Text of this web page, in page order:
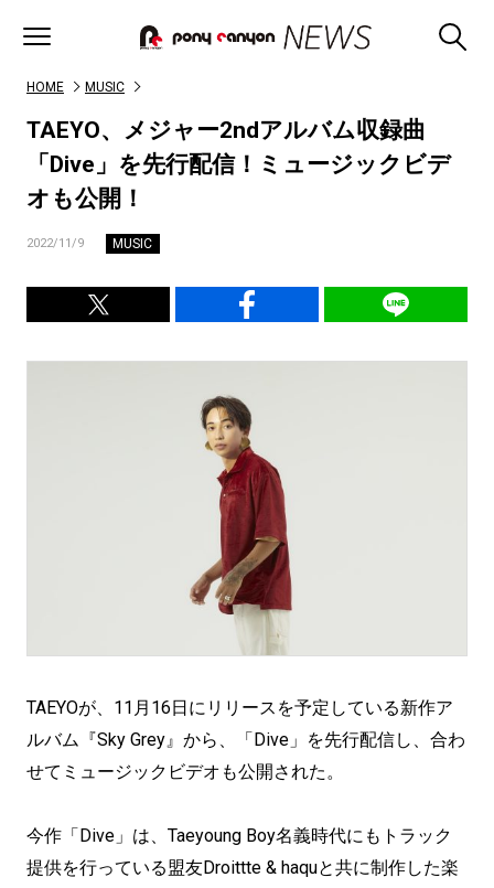
HOME MUSIC
TAEYO、メジャー2ndアルバム収録曲
「Dive」を先行配信！ミュージックビデ
オも公開！
2022/11/9 MUSIC
TAEYOが、11月16日にリリースを予定している新作ア
ルバム『Sky Grey』から、「Dive」を先行配信し、合わ
せてミュージックビデオも公開された。
今作「Dive」は、Taeyoung Boy名義時代にもトラック
提供を行っている盟友Droittte & haquと共に制作した楽